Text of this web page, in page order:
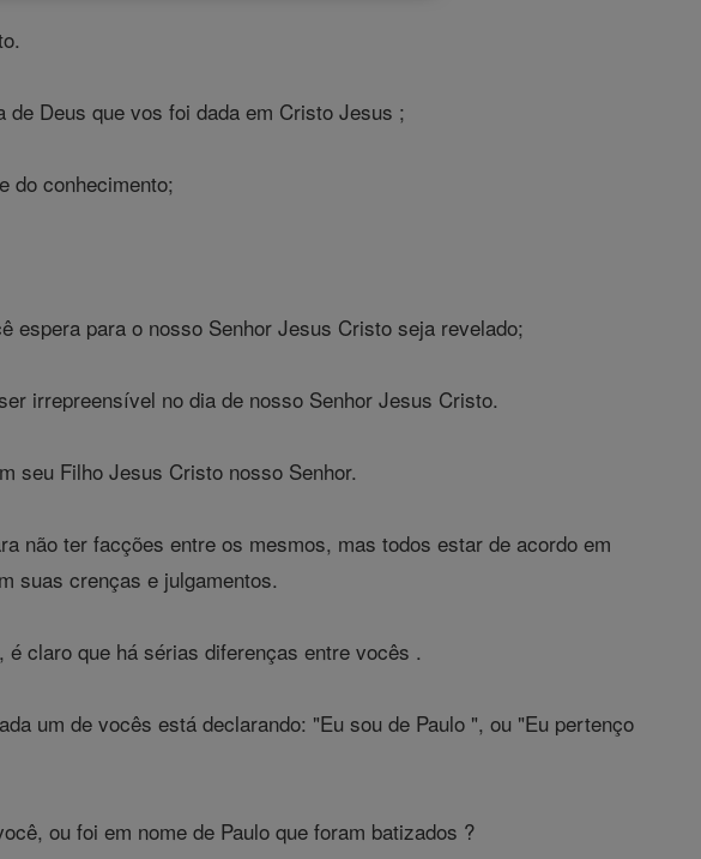
Deus que vos foi dada em Cristo Jesus ;
do conhecimento;
espera para o nosso Senhor Jesus Cristo seja revelado;
irrepreensível no dia de nosso Senhor Jesus Cristo.
seu Filho Jesus Cristo nosso Senhor.
não ter facções entre os mesmos, mas todos estar de acordo em
suas crenças e julgamentos.
claro que há sérias diferenças entre vocês .
um de vocês está declarando: "Eu sou de Paulo ", ou "Eu pertenço
ou foi em nome de Paulo que foram batizados ?